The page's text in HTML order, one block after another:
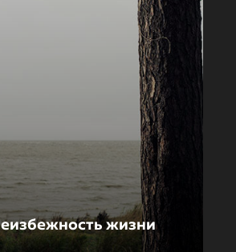
жизни